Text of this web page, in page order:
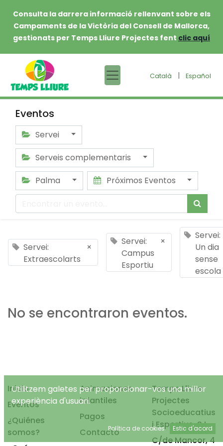
Consulta la darrera informació rellenvant sobre els
Campaments de la Victòria del Consell de Mallorca,
gestionats per Temps Lliure Projectes fent clic aquí
Català | Español
Eventos
Servei
Serveis complementaris
Palma
Próximos Eventos
Servei:
Extraescolarts
×
Servei:
Campus
Esportiu
×
Servei:
Un dia
sense
escola
No se encontraron eventos.
Inicio
Eventos
¿Quiénes
somos?
Animaciones
infantiles
Pagos
Contacto
Temps Lliure
Projectes
Socioeducatius
i Esportius, S.L.
C/de Mancor, 4
Utilitzem galetes per proporcionar-vos una millor
experiència d'usuari.
Política de cookies Estic d'acord